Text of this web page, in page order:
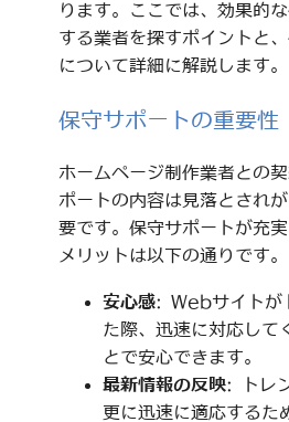
ります。ここでは、効果的
する業者を探すポイントと
について詳細に解説します。
保守サポートの重要性
ホームページ制作業者との
ポートの内容は見落とされ
要です。保守サポートが充
メリットは以下の通りです。
安心感: Webサイトが
た際、迅速に対応して
とで安心できます。
最新情報の反映: トレ
更に迅速に適応するた